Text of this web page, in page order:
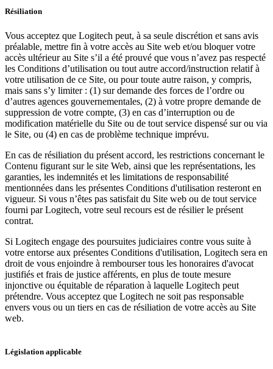
Résiliation
Vous acceptez que Logitech peut, à sa seule discrétion et sans avis
préalable, mettre fin à votre accès au Site web et/ou bloquer votre
accès ultérieur au Site s’il a été prouvé que vous n’avez pas respecté
les Conditions d’utilisation ou tout autre accord/instruction relatif à
votre utilisation de ce Site, ou pour toute autre raison, y compris,
mais sans s’y limiter : (1) sur demande des forces de l’ordre ou
d’autres agences gouvernementales, (2) à votre propre demande de
suppression de votre compte, (3) en cas d’interruption ou de
modification matérielle du Site ou de tout service dispensé sur ou via
le Site, ou (4) en cas de problème technique imprévu.
En cas de résiliation du présent accord, les restrictions concernant le
Contenu figurant sur le site Web, ainsi que les représentations, les
garanties, les indemnités et les limitations de responsabilité
mentionnées dans les présentes Conditions d'utilisation resteront en
vigueur. Si vous n’êtes pas satisfait du Site web ou de tout service
fourni par Logitech, votre seul recours est de résilier le présent
contrat.
Si Logitech engage des poursuites judiciaires contre vous suite à
votre entorse aux présentes Conditions d'utilisation, Logitech sera en
droit de vous enjoindre à rembourser tous les honoraires d'avocat
justifiés et frais de justice afférents, en plus de toute mesure
injonctive ou équitable de réparation à laquelle Logitech peut
prétendre. Vous acceptez que Logitech ne soit pas responsable
envers vous ou un tiers en cas de résiliation de votre accès au Site
web.
Législation applicable